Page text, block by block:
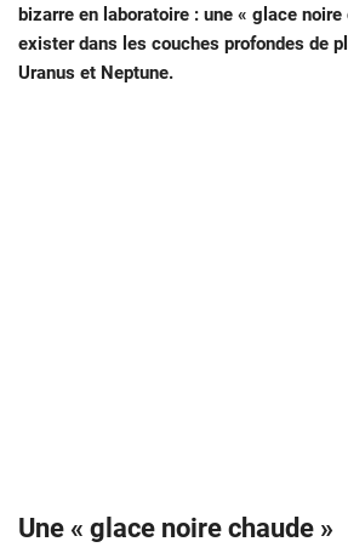
bizarre en laboratoire : une « glace
exister dans les couches profondes de
Uranus et Neptune.
Une « glace noire chaude »